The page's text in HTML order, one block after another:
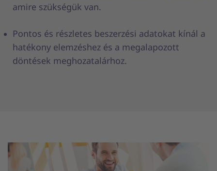
amire szükségük van.
Pontos és részletes beszerzési adatokat kínál a
hatékony elemzéshez és a megalapozott
döntések meghozatalárhoz.